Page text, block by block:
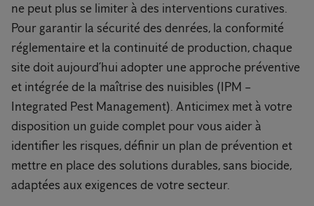
ne peut plus se limiter à des interventions curatives.
Pour garantir la sécurité des denrées, la conformité
réglementaire et la continuité de production, chaque
site doit aujourd’hui adopter une approche préventive
et intégrée de la maîtrise des nuisibles (IPM –
Integrated Pest Management). Anticimex met à votre
disposition un guide complet pour vous aider à
identifier les risques, définir un plan de prévention et
mettre en place des solutions durables, sans biocide,
adaptées aux exigences de votre secteur.